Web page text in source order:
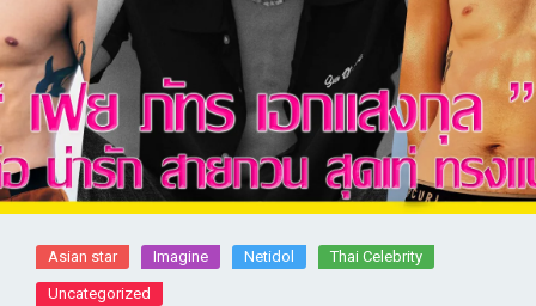
Asian star Imagine​ Netidol Thai Celebrity
Uncategorized